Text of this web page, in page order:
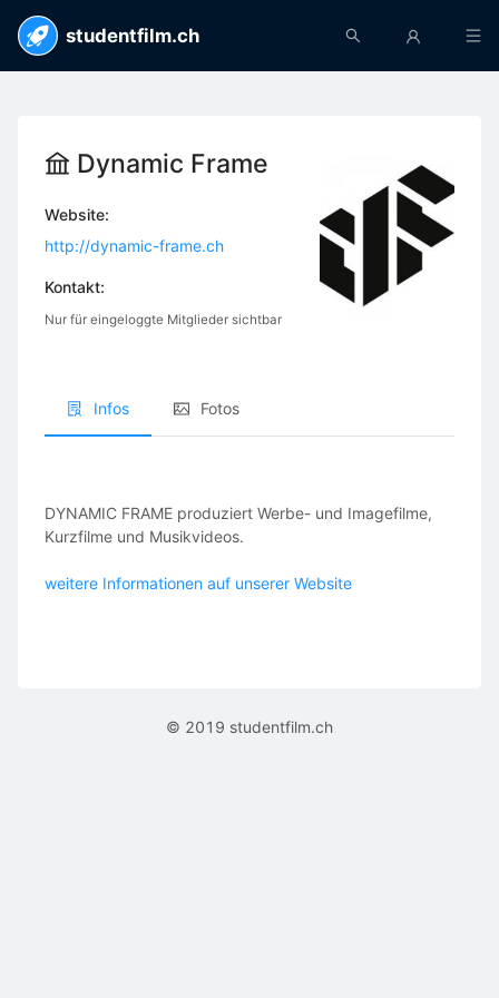
studentfilm.ch
Dynamic Frame
Website:
http://dynamic-frame.ch
Kontakt:
Nur für eingeloggte Mitglieder sichtbar
Infos Fotos
DYNAMIC FRAME produziert Werbe- und Imagefilme,
Kurzfilme und Musikvideos.
weitere Informationen auf unserer Website
© 2019 studentfilm.ch